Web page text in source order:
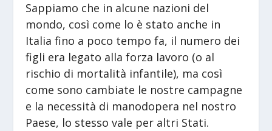
Sappiamo che in alcune nazioni del
mondo, così come lo è stato anche in
Italia fino a poco tempo fa, il numero dei
figli era legato alla forza lavoro (o al
rischio di mortalità infantile), ma così
come sono cambiate le nostre campagne
e la necessità di manodopera nel nostro
Paese, lo stesso vale per altri Stati.